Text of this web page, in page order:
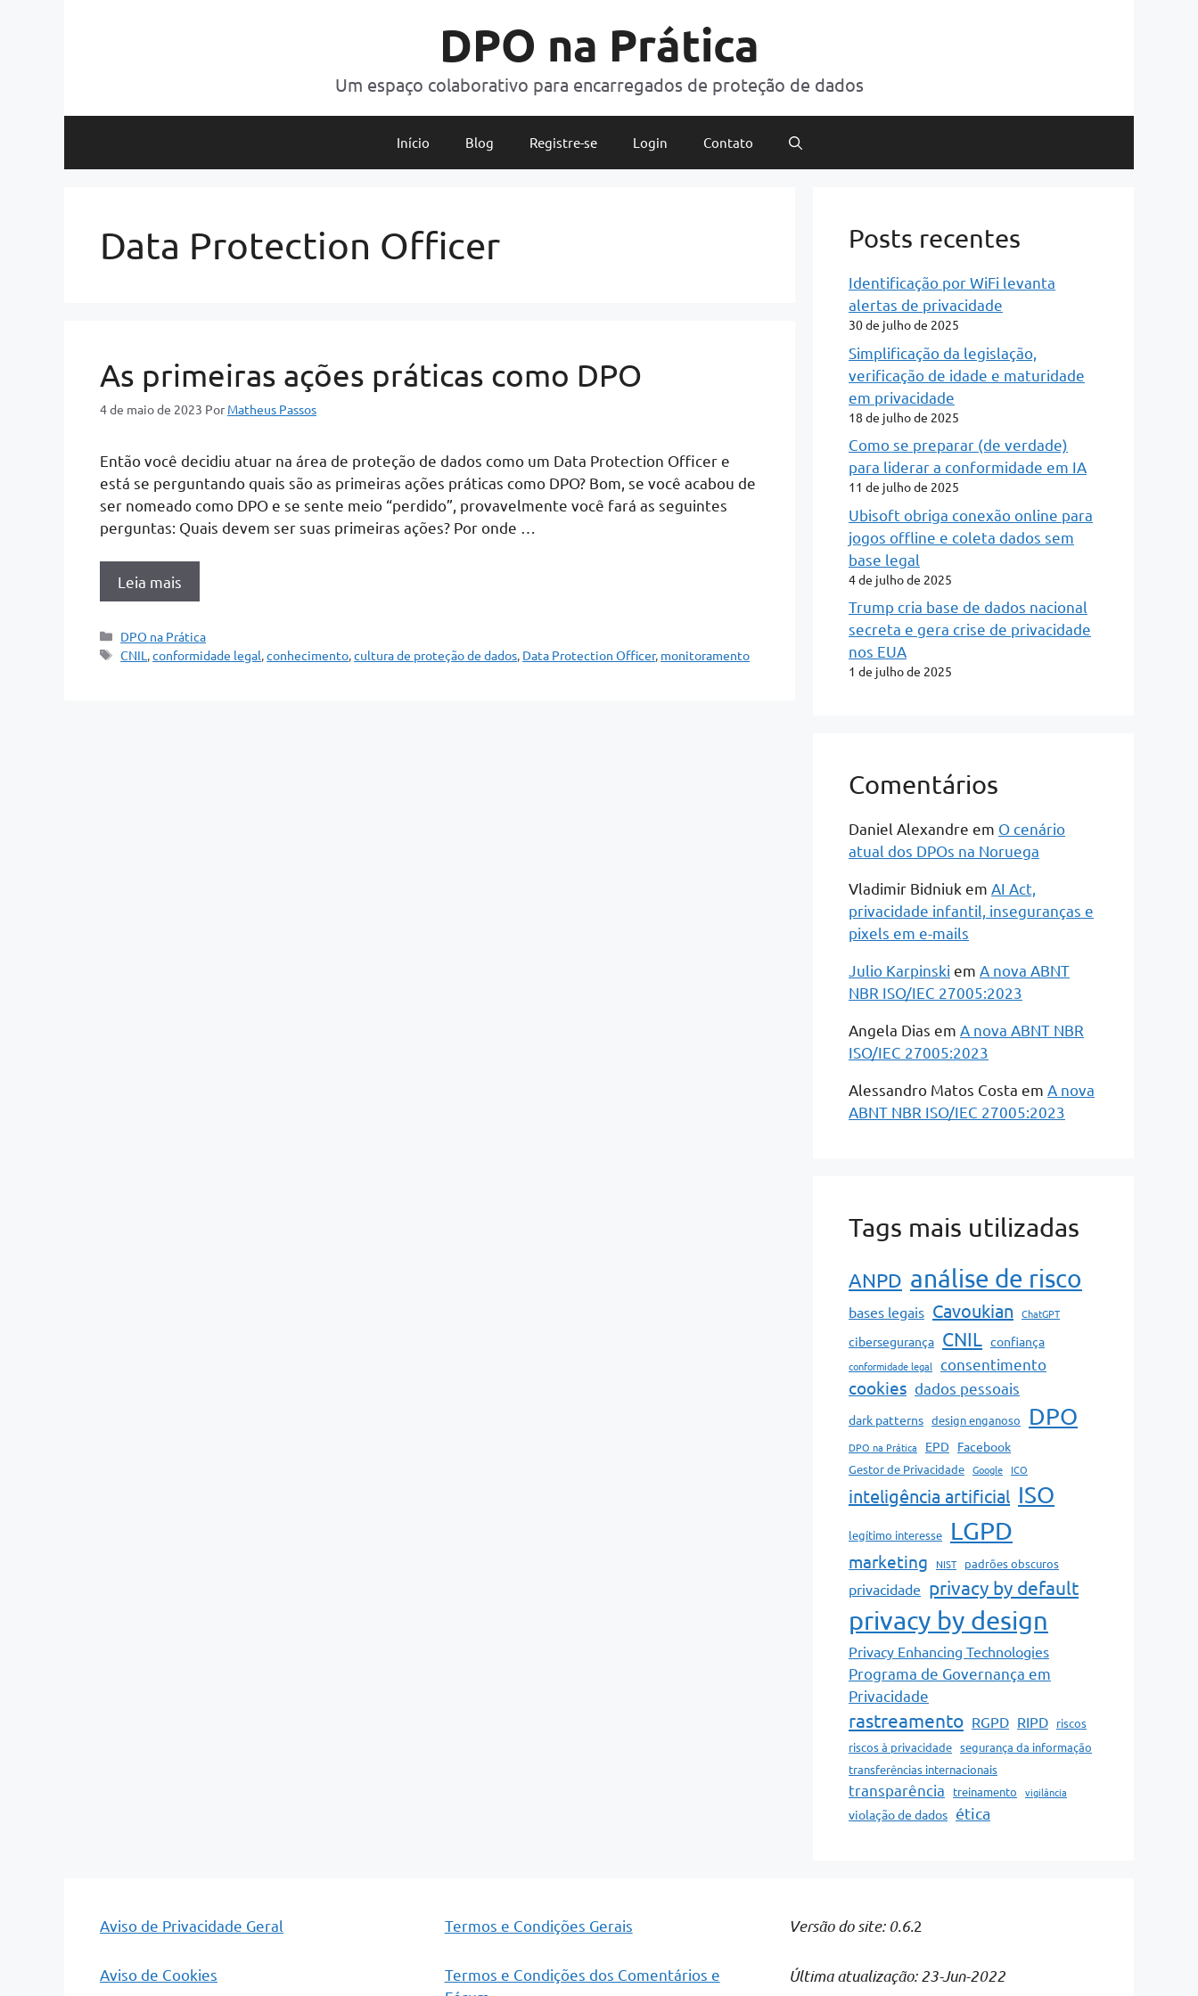
DPO na Prática
Um espaço colaborativo para encarregados de proteção de dados
Início Blog Registre-se Login Contato
Data Protection Officer
As primeiras ações práticas como DPO
4 de maio de 2023 PorMatheus Passos
Então você decidiu atuar na área de proteção de dados como um Data Protection Officer e
está se perguntando quais são as primeiras ações práticas como DPO? Bom, se você acabou de
ser nomeado como DPO e se sente meio “perdido”, provavelmente você fará as seguintes
perguntas: Quais devem ser suas primeiras ações? Por onde …
Leia mais
Categorias
DPO na Prática
Tags
CNIL ,conformidade legal,conhecimento,cultura de proteção de dados, Data Protection Officer, monitoramento
Posts recentes
Identificação por WiFi levanta
alertas de privacidade
30 de julho de 2025
Simplificação da legislação,
verificação de idade e maturidade
em privacidade
18 de julho de 2025
Como se preparar (de verdade)
para liderar a conformidade em IA
11 de julho de 2025
Ubisoft obriga conexão online para
jogos offline e coleta dados sem
base legal
4 de julho de 2025
Trump cria base de dados nacional
secreta e gera crise de privacidade
nos EUA
1 de julho de 2025
Comentários
Daniel Alexandre em O cenário
atual dos DPOs na Noruega
Vladimir Bidniuk em AI Act,
privacidade infantil, inseguranças e
pixels em e-mails
Julio Karpinski em A nova ABNT
NBR ISO/IEC 27005:2023
Angela Dias em A nova ABNT NBR
ISO/IEC 27005:2023
Alessandro Matos Costa em A nova
ABNT NBR ISO/IEC 27005:2023
Tags mais utilizadas
ANPD análise de risco
bases legais Cavoukian ChatGPT
cibersegurança CNIL confiança
conformidade legal consentimento
cookies dados pessoais
dark patterns design enganoso DPO
DPO na Prática EPD Facebook
Gestor de Privacidade Google ICO
inteligência artificial ISO
legítimo interesse LGPD
marketing NIST padrões obscuros
privacidade privacy by default
privacy by design
Privacy Enhancing Technologies
Programa de Governança em
Privacidade
rastreamento RGPD RIPD riscos
riscos à privacidade segurança da informação
transferências internacionais
transparência treinamento vigilância
violação de dados ética
Aviso de Privacidade Geral
Aviso de Cookies
Termos e Condições Gerais
Termos e Condições dos Comentários e
Versão do site: 0.6.2
Última atualização: 23-Jun-2022